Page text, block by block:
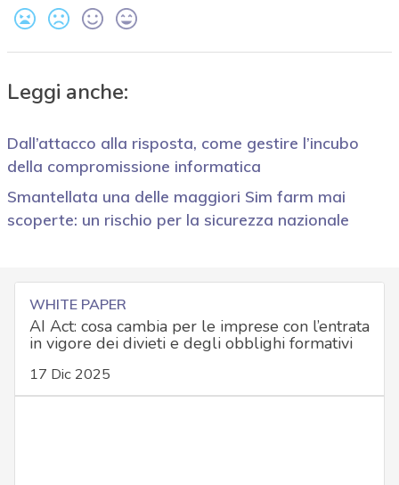
Leggi anche:
Dall’attacco alla risposta, come gestire l’incubo
della compromissione informatica
Smantellata una delle maggiori Sim farm mai
scoperte: un rischio per la sicurezza nazionale
WHITE PAPER
AI Act: cosa cambia per le imprese con l’entrata
in vigore dei divieti e degli obblighi formativi
17 Dic 2025